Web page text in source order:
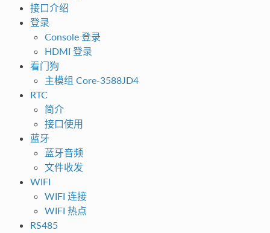
接口介绍
登录
Console 登录
HDMI 登录
看门狗
主模组 Core-3588JD4
RTC
简介
接口使用
蓝牙
蓝牙音频
文件收发
WIFI
WIFI 连接
WIFI 热点
RS485